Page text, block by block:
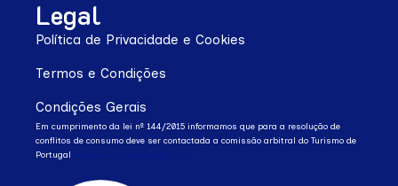
Legal
Política de Privacidade e Cookies
Termos e Condições
Condições Gerais
Em cumprimento da lei nº 144/2015 informamos que para a resolução de
conflitos de consumo deve ser contactada a comissão arbitral do Turismo de
Portugal